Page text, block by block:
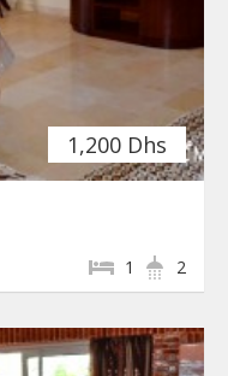
1,200 Dhs
2
1